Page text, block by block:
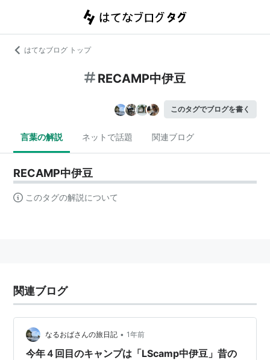
はてなブログ トップ
RECAMP中伊豆
このタグでブログを書く
言葉の解説 ネットで話題 関連ブログ
RECAMP中伊豆
このタグの解説について
関連ブログ
なるおばさんの旅日記 • 1年前
今年４回目のキャンプは「LScamp中伊豆」昔の